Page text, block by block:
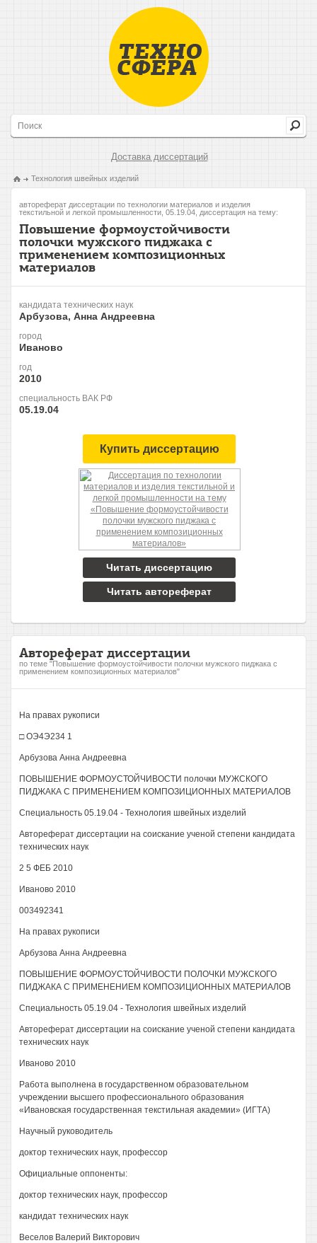
Доставка диссертаций
Технология швейных изделий
автореферат диссертации по технологии материалов и изделия
текстильной и легкой промышленности, 05.19.04, диссертация на тему:
Повышение формоустойчивости
полочки мужского пиджака с
применением композиционных
материалов
кандидата технических наук
Арбузова, Анна Андреевна
город
Иваново
год
2010
специальность ВАК РФ
05.19.04
Купить диссертацию
Читать диссертацию
Читать автореферат
Автореферат диссертации
по теме "Повышение формоустойчивости полочки мужского пиджака с
применением композиционных материалов"
На правах рукописи
□ ОЭ4Э234 1
Арбузова Анна Андреевна
ПОВЫШЕНИЕ ФОРМОУСТОЙЧИВОСТИ полочки МУЖСКОГО
ПИДЖАКА С ПРИМЕНЕНИЕМ КОМПОЗИЦИОННЫХ МАТЕРИАЛОВ
Специальность 05.19.04 - Технология швейных изделий
Автореферат диссертации на соискание ученой степени кандидата
технических наук
2 5 ФЕБ 2010
Иваново 2010
003492341
На правах рукописи
Арбузова Анна Андреевна
ПОВЫШЕНИЕ ФОРМОУСТОЙЧИВОСТИ ПОЛОЧКИ МУЖСКОГО
ПИДЖАКА С ПРИМЕНЕНИЕМ КОМПОЗИЦИОННЫХ МАТЕРИАЛОВ
Специальность 05.19.04 - Технология швейных изделий
Автореферат диссертации на соискание ученой степени кандидата
технических наук
Иваново 2010
Работа выполнена в государственном образовательном
учреждении высшего профессионального образования
«Ивановская государственная текстильная академии» (ИГТА)
Научный руководитель
доктор технических наук, профессор
Официальные оппоненты:
доктор технических наук, профессор
кандидат технических наук
Веселов Валерий Викторович